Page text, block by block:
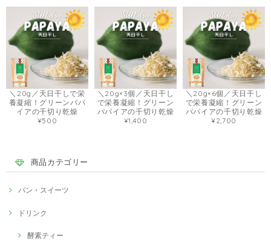
＼20g／天日干しで栄
養凝縮！グリーンパパ
イアの千切り乾燥
¥500
＼20g×3個／天日干し
で栄養凝縮！グリーン
パパイアの千切り乾燥
¥1,400
＼20g×6個／天日干し
で栄養凝縮！グリーン
パパイアの千切り乾燥
¥2,700
商品カテゴリー
パン・スイーツ
ドリンク
酵素ティー